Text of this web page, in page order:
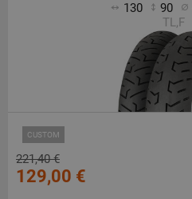
130 90
TL,F
CUSTOM
221,40 €
129,00 €